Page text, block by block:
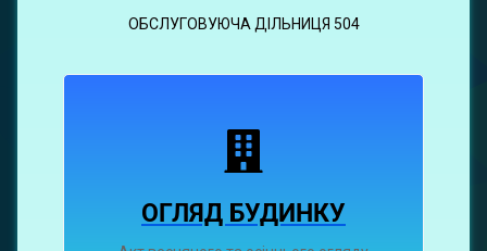
ОБСЛУГОВУЮЧА ДІЛЬНИЦЯ 504
ОГЛЯД БУДИНКУ